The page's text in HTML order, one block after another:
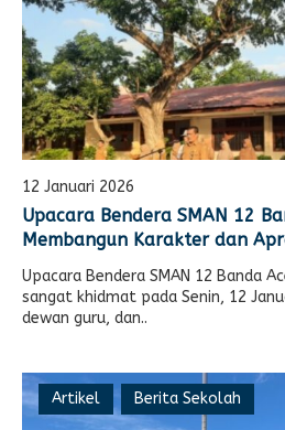
12 Januari 2026
Upacara Bendera SMAN 12
Membangun Karakter dan
Upacara Bendera SMAN 12 Banda
sangat khidmat pada Senin, 12
dewan guru, dan..
Artikel Berita Sekolah